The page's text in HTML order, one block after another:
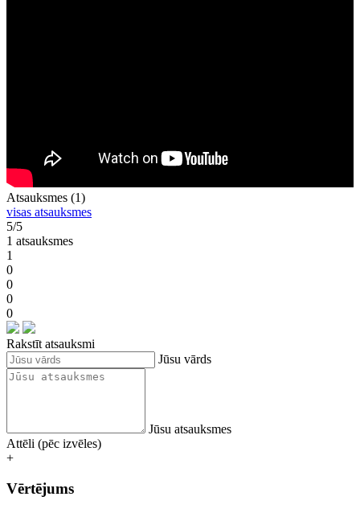
Atsauksmes (1)
visas atsauksmes
5/5
1 atsauksmes
1
0
0
0
0
Rakstīt atsauksmi
Jūsu vārds
Jūsu atsauksmes
Attēli (pēc izvēles)
+
Vērtējums